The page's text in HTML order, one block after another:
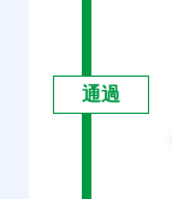
通過